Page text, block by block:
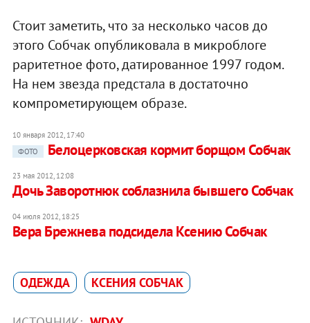
Стоит заметить, что за несколько часов до
этого Собчак опубликовала в микроблоге
раритетное фото, датированное 1997 годом.
На нем звезда предстала в достаточно
компрометирующем образе.
10 января 2012, 17:40
ФОТО
Белоцерковская кормит борщом Собчак
23 мая 2012, 12:08
Дочь Заворотнюк соблазнила бывшего Собчак
04 июля 2012, 18:25
Вера Брежнева подсидела Ксению Собчак
ОДЕЖДА КСЕНИЯ СОБЧАК